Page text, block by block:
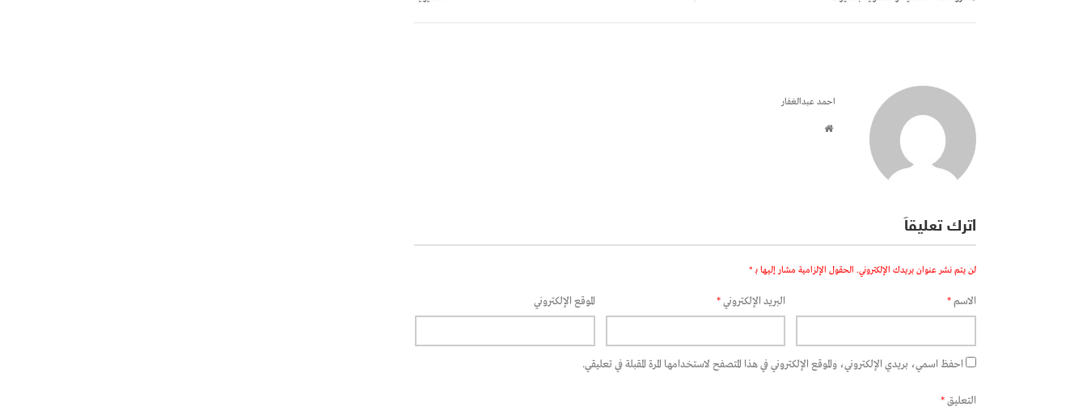
احمد عبدالغفار
اترك تعليقاً
لن يتم نشر عنوان بريدك الإلكتروني. الحقول الإلزامية مشار إليها بـ *
الاسم* البريد الإلكتروني* الموقع الإلكتروني
احفظ اسمي، بريدي الإلكتروني، والموقع الإلكتروني في هذا المتصفح لاستخدامها المرة المقبلة في تعليقي.
التعليق*